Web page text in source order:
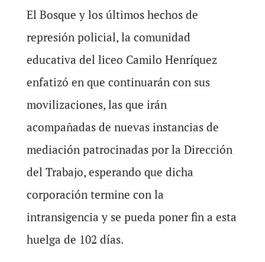
El Bosque y los últimos hechos de
represión policial, la comunidad
educativa del liceo Camilo Henríquez
enfatizó en que continuarán con sus
movilizaciones, las que irán
acompañadas de nuevas instancias de
mediación patrocinadas por la Dirección
del Trabajo, esperando que dicha
corporación termine con la
intransigencia y se pueda poner fin a esta
huelga de 102 días.